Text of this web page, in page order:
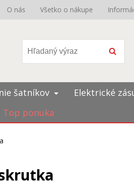
O nás Všetko o nákupe
šatníkov Elektrické
Top ponuka